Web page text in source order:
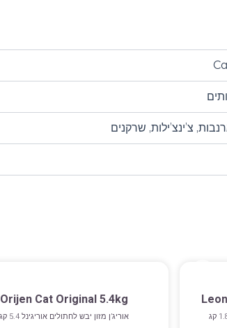
צ’ינצ’ילות, שרקנים
Orijen Cat Original 5.4kg
אוריג’ן מזון יבש לחתולים אוריגינל 5.4 קג